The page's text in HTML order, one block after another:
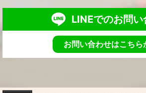
LINEでのお問い
お問い合わせはこちら